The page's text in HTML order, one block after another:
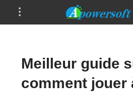
Meilleur guide
comment jouer